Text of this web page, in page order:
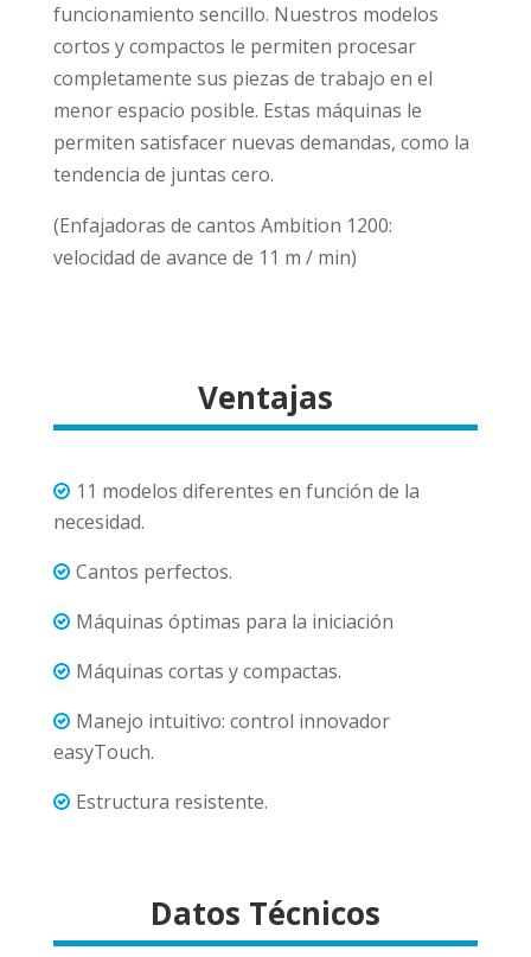
funcionamiento sencillo. Nuestros modelos
cortos y compactos le permiten procesar
completamente sus piezas de trabajo en el
menor espacio posible. Estas máquinas le
permiten satisfacer nuevas demandas, como la
tendencia de juntas cero.
(Enfajadoras de cantos Ambition 1200:
velocidad de avance de 11 m / min)
Ventajas
11 modelos diferentes en función de la
necesidad.
Cantos perfectos.
Máquinas óptimas para la iniciación
Máquinas cortas y compactas.
Manejo intuitivo: control innovador
easyTouch.
Estructura resistente.
Datos Técnicos